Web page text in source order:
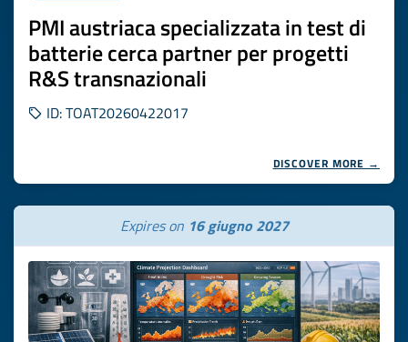
PMI austriaca specializzata in test di
batterie cerca partner per progetti
R&S transnazionali
ID: TOAT20260422017
DISCOVER MORE →
Expires on 16 giugno 2027